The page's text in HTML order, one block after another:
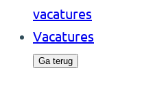
vacatures
Vacatures
Ga terug